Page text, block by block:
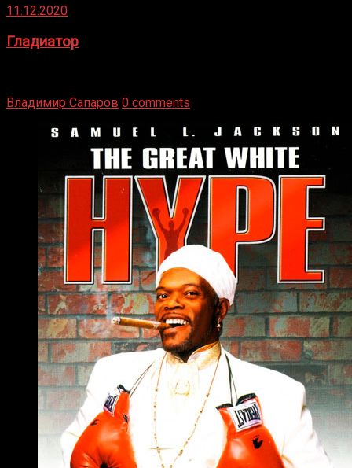
11.12.2020
Гладиатор
Владимир Сапаров 0 comments